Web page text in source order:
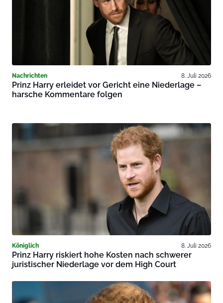
Nachrichten 8. Juli 2026
Prinz Harry erleidet vor Gericht eine Niederlage –
harsche Kommentare folgen
Königlich 8. Juli 2026
Prinz Harry riskiert hohe Kosten nach schwerer
juristischer Niederlage vor dem High Court